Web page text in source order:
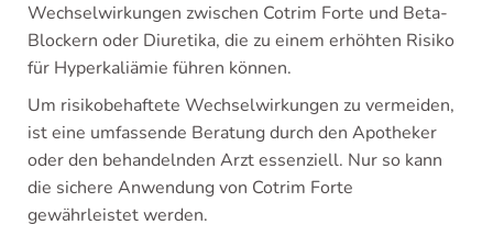
Wechselwirkungen zwischen Cotrim Forte und Beta-
Blockern oder Diuretika, die zu einem erhöhten Risiko
für Hyperkaliämie führen können.
Um risikobehaftete Wechselwirkungen zu vermeiden,
ist eine umfassende Beratung durch den Apotheker
oder den behandelnden Arzt essenziell. Nur so kann
die sichere Anwendung von Cotrim Forte
gewährleistet werden.